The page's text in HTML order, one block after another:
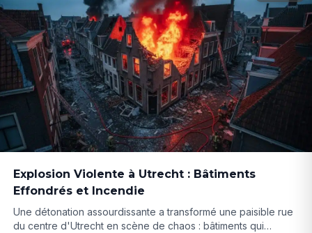
Explosion Violente à Utrecht : Bâtiments
Effondrés et Incendie
Une détonation assourdissante a transformé une paisible rue
du centre d'Utrecht en scène de chaos : bâtiments qui